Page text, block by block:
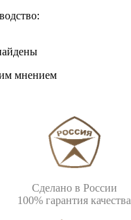
мнением
Сделано в России
100% гарантия качества